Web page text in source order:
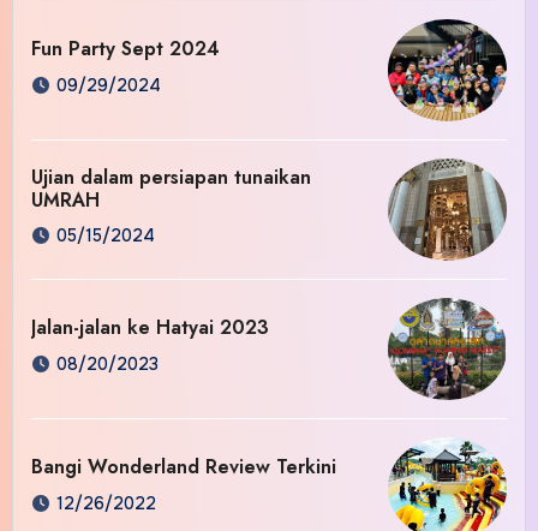
Fun Party Sept 2024
09/29/2024
Ujian dalam persiapan tunaikan
UMRAH
05/15/2024
Jalan-jalan ke Hatyai 2023
08/20/2023
Bangi Wonderland Review Terkini
12/26/2022